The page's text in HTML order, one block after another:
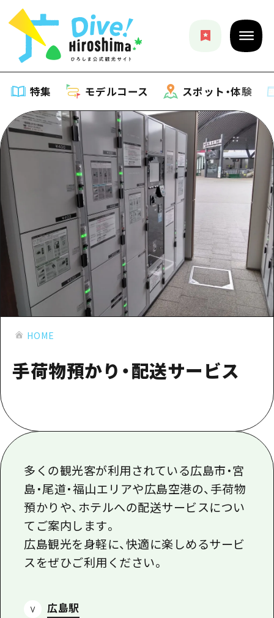
特集 モデルコース スポット・体験
特集
特集一覧
おすすめ
アート
イベント・祭り
グルメ・酒
サイクリング
ショッピング
ナイトライフ
歴史・文化
癒し
自然
モデルコース
モデルコース一覧
Dive! Hiroshima 公式ガイド
広島もしもトラベル
あたらしい非日常
広島市周辺
備北
宮島周辺
弾丸
日帰り
半日
1泊2日
スポット・体験
スポット・体験一覧
広島市周辺
安芸
備後
芸北
島根県
イベント
旬情報
お役立ち情報
アクセス
手荷物預かり・配送サービス
広島おもてなしパス
HIROSHIMA FREE Wi-Fi
観光案内所
広島県を訪れる外国人旅行者向け情報一
お問い合わせ
事業者・学校関係者の皆さま
HOME
手荷物預かり・配送サービス
多くの観光客が利用されている広島市・宮
島・尾道・福山エリアや広島空港の、手荷物
預かりや、ホテルへの配送サービスについ
てご案内します。
広島観光を身軽に、快適に楽しめるサービ
スをぜひご利用ください。
広島駅